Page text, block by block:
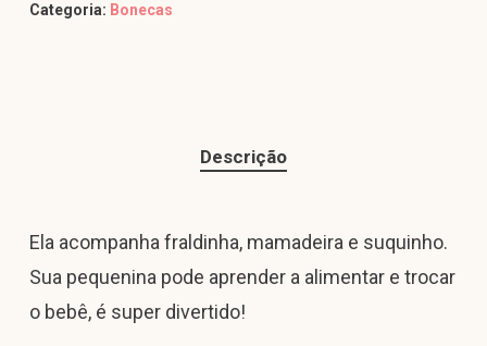
Categoria: Bonecas
Descrição
Ela acompanha fraldinha, mamadeira e suquinho.
Sua pequenina pode aprender a alimentar e trocar
o bebê, é super divertido!